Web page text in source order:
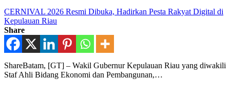
CERNIVAL 2026 Resmi Dibuka, Hadirkan Pesta Rakyat Digital di
Kepulauan Riau
Share
ShareBatam, [GT] – Wakil Gubernur Kepulauan Riau yang diwakili
Staf Ahli Bidang Ekonomi dan Pembangunan,…